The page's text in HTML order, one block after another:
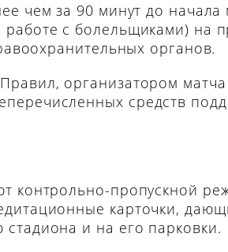
чем за 90 минут до
с болельщиками) на
органов.
организатором
средств
контрольно-пропускной
карточки,
и на его парковки.